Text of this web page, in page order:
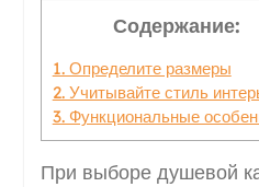
Содержание:
1. Определите размеры
2. Учитывайте стиль
3. Функциональные
При выборе душевой